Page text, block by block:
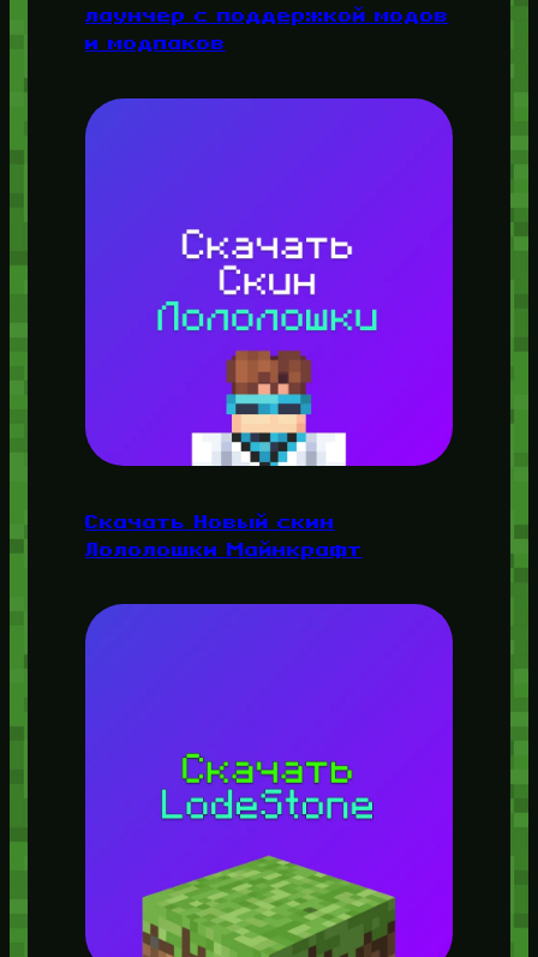
лаунчер с поддержкой модов
и модпаков
Скачать Новый скин
Лололошки Майнкрафт